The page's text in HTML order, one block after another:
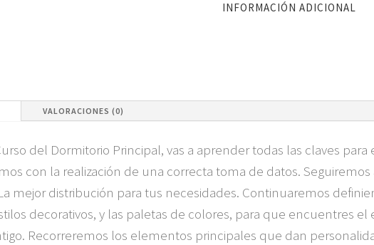
INFORMACIÓN ADICIONAL
VALORACIONES (0)
del Dormitorio Principal, vas a aprender todas las claves para
con la realización de una correcta toma de datos.
mejor distribución para tus necesidades. Continuaremos
decorativos, y las paletas de colores, para que encuentres el
Recorreremos los elementos principales que dan